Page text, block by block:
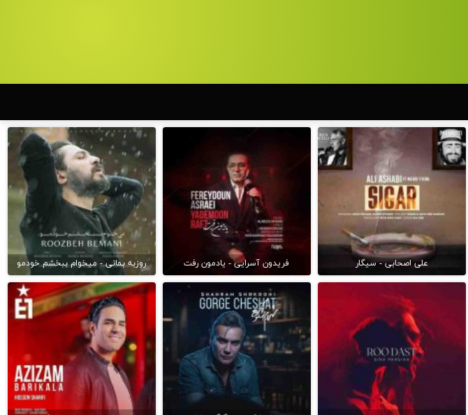
علی اصحابی - سیگار فریدون آسرایی - یادمون رفت روزبه بمانی - میخوام ببخشم خودمو